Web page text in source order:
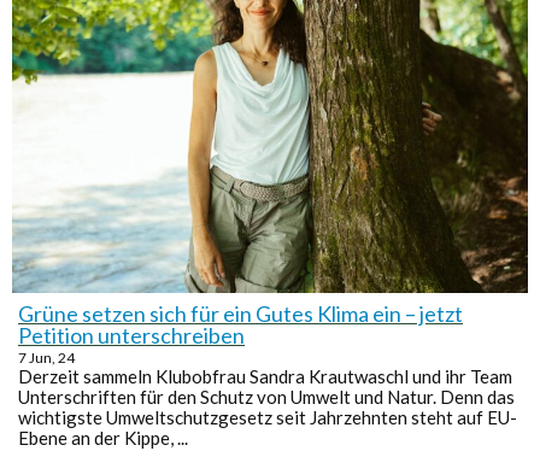
Grüne setzen sich für ein Gutes Klima ein – jetzt
Petition unterschreiben
7Jun, 24
Derzeit sammeln Klubobfrau Sandra Krautwaschl und ihr Team
Unterschriften für den Schutz von Umwelt und Natur. Denn das
wichtigste Umweltschutzgesetz seit Jahrzehnten steht auf EU-
Ebene an der Kippe, ...